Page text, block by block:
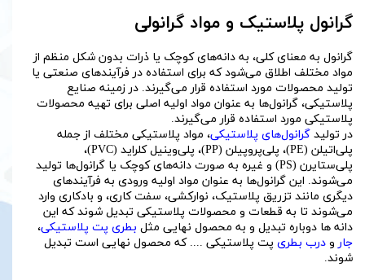
گرانول پلاستیک و مواد گرانولی
گرانول به معنای کلی، به دانه‌های کوچک یا ذرات بدون شکل منظم از
مواد مختلف اطلاق می‌شود که برای استفاده در فرآیندهای صنعتی یا
تولید محصولات مورد استفاده قرار می‌گیرند. در زمینه صنایع
پلاستیکی، گرانول‌ها به عنوان مواد اولیه اصلی برای تهیه محصولات
پلاستیکی مورد استفاده قرار می‌گیرند.
در تولید گرانول‌های پلاستیکی، مواد پلاستیکی مختلف از جمله
پلی‌اتیلن (PE)، پلی‌پروپیلن (PP)، پلی‌وینیل کلراید (PVC)،
پلی‌ستایرن (PS) و غیره به صورت دانه‌های کوچک یا گرانول‌ها تولید
می‌شوند. این گرانول‌ها به عنوان مواد اولیه ورودی به فرآیندهای
دیگری مانند تزریق پلاستیک، نوارکشی، سفت کاری، و بادکاری وارد
می‌شوند تا به قطعات و محصولات پلاستیکی تبدیل شوند که این
دانه ها دوباره تبدیل و به محصول نهایی مثل بطری پت پلاستیکی،
جار و درب بطری پت پلاستیکی .... که محصول نهایی است تبدیل
شوند.